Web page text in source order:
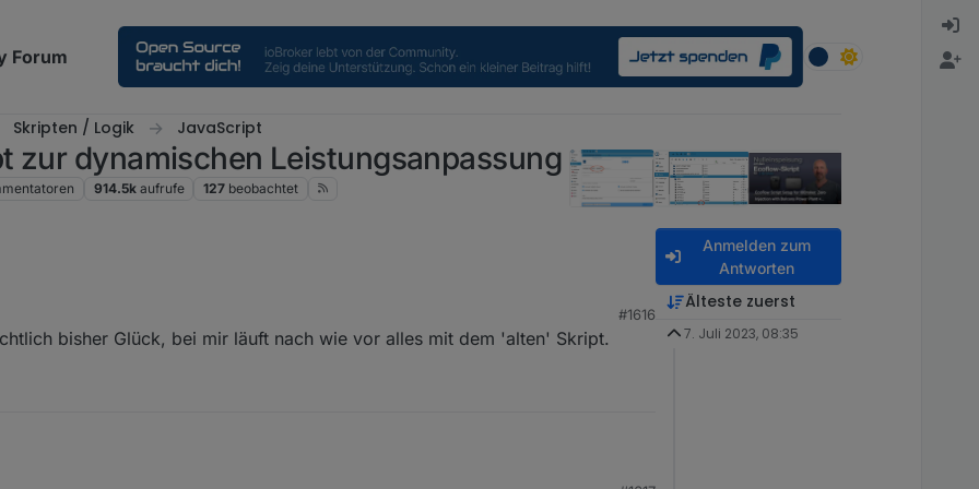
Forum
Skripten / Logik JavaScript
dynamischen Leistungsanpassung
914.5k aufrufe 127 beobachtet
MQTT Server hängt. Wenn es allerdings noch von der App einzustellen
über Script oder Adapter gehen. Ggf. Muss man nur rausfinden was sich im
#1616
bisher Glück, bei mir läuft nach wie vor alles mit dem 'alten' Skript.
Anmelden zum
Antworten
Älteste zuerst
7. Juli 2023, 08:35